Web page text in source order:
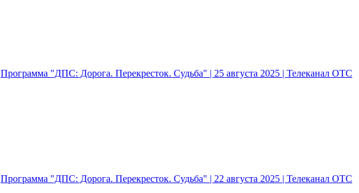
Программа "ДПС: Дорога. Перекресток. Судьба" | 25 августа 2025 | Телеканал ОТС
Программа "ДПС: Дорога. Перекресток. Судьба" | 22 августа 2025 | Телеканал ОТС